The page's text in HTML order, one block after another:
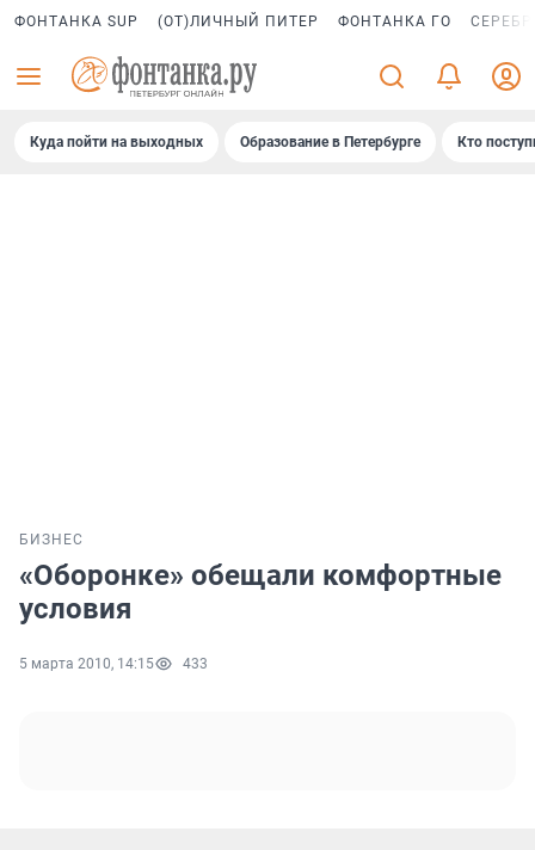
ФОНТАНКА SUP (ОТ)ЛИЧНЫЙ ПИТЕР ФОНТАНКА ГО
Куда пойти на выходных Образование в Петербурге Кто
БИЗНЕС
«Оборонке» обещали комфортные
условия
5 марта 2010, 14:15 433